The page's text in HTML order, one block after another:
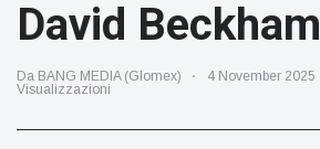
Moda e bellezza
(122)
Cibo e bevande
Giochi
(160)
David Beckham
Da BANG MEDIA (Glomex) 4 November 2025
Visualizzazioni